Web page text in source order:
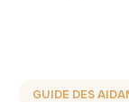
GUIDE DES